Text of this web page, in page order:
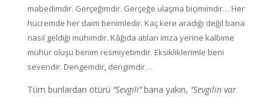
mabedimdir. Gerçeğimdir. Gerçeğe ulaşma biçimimdir… Her
hücremde her daim benimledir. Kaç kere aradığı değil bana
nasıl geldiği mühimdir. Kâğıda atılan imza yerine kalbime
mühür oluşu benim resmiyetimdir. Eksikliklerimle beni
sevendir. Dengemdir, dengimdir…
Tüm bunlardan ötürü ‘‘Sevgili’’bana yakın, ‘‘Sevgilin var